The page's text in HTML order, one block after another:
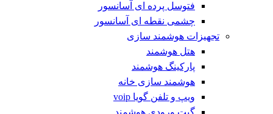
فتوسل پرده ای آسانسور
چشمی نقطه ای آسانسور
تجهیزات هوشمند سازی
هتل هوشمند
پارکینگ هوشمند
هوشمند سازی خانه
ویپ و تلفن گویا voip
گیت ورودی هوشمند